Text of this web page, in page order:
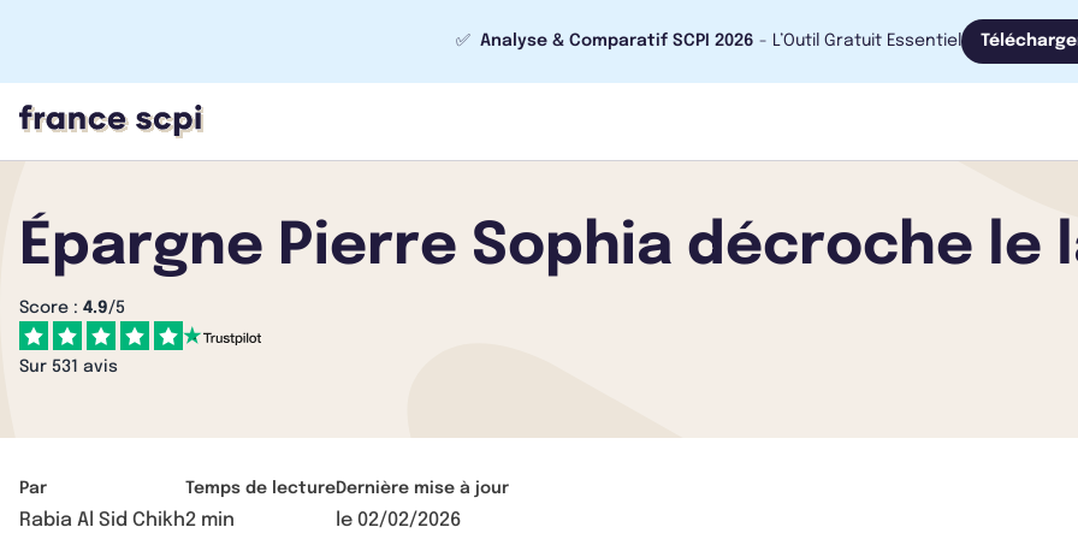
✅ Analyse & Comparatif SCPI 2026 - L’Outil Gratuit Essentiel
Épargne Pierre Sophia décroche le
Score : 4.9/5
Sur 531 avis
Par
Rabia Al Sid Chikh
Temps de lecture
2 min
Dernière mise à jour
le 02/02/2026